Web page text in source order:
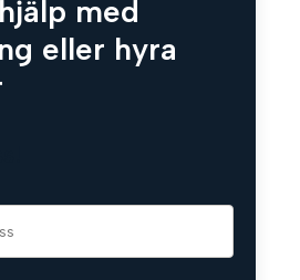
med
eller hyra